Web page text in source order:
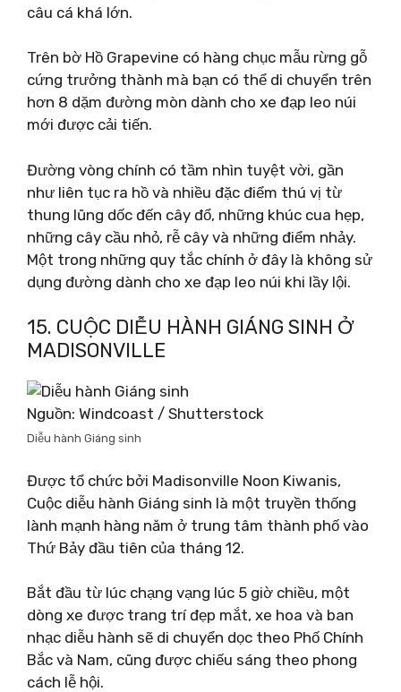
câu cá khá lớn.
Trên bờ Hồ Grapevine có hàng chục mẫu rừng gỗ
cứng trưởng thành mà bạn có thể di chuyển trên
hơn 8 dặm đường mòn dành cho xe đạp leo núi
mới được cải tiến.
Đường vòng chính có tầm nhìn tuyệt vời, gần
như liên tục ra hồ và nhiều đặc điểm thú vị từ
thung lũng dốc đến cây đổ, những khúc cua hẹp,
những cây cầu nhỏ, rễ cây và những điểm nhảy.
Một trong những quy tắc chính ở đây là không sử
dụng đường dành cho xe đạp leo núi khi lầy lội.
15. CUỘC DIỄU HÀNH GIÁNG SINH Ở
MADISONVILLE
Nguồn: Windcoast / Shutterstock
Diễu hành Giáng sinh
Được tổ chức bởi Madisonville Noon Kiwanis,
Cuộc diễu hành Giáng sinh là một truyền thống
lành mạnh hàng năm ở trung tâm thành phố vào
Thứ Bảy đầu tiên của tháng 12.
Bắt đầu từ lúc chạng vạng lúc 5 giờ chiều, một
dòng xe được trang trí đẹp mắt, xe hoa và ban
nhạc diễu hành sẽ di chuyển dọc theo Phố Chính
Bắc và Nam, cũng được chiếu sáng theo phong
cách lễ hội.